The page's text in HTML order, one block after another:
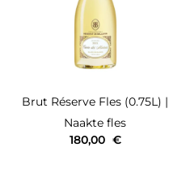
Brut Réserve Fles (0.75L) |
Naakte fles
180,00 €